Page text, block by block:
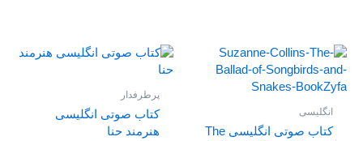
انگلیسی
کتاب صوتی انگلیسی The
پرطرفدار
کتاب صوتی انگلیسی
هنرمند حنا